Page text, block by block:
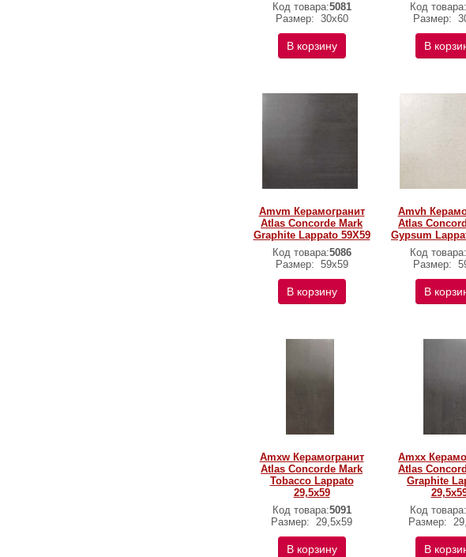
Код товара:5081
Размер: 30x60
В корзину
Код товара:
Размер:
В
Amvm Керамогранит
Atlas Concorde Mark
Graphite Lappato 59X59
Код товара:5086
Размер: 59х59
В корзину
Amvh
Atlas
Gypsum
Код товара:
Размер:
В
Amxw Керамогранит
Atlas Concorde Mark
Tobacco Lappato
29,5x59
Код товара:5091
Размер: 29,5x59
В корзину
Amxx
Atlas
Graphite
Код товара:
Размер:
В